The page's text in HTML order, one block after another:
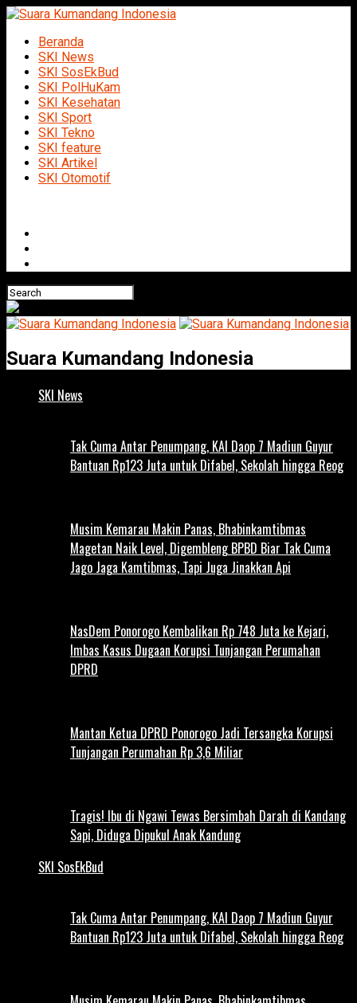
Beranda
SKI News
SKI SosEkBud
SKI PolHuKam
SKI Kesehatan
SKI Sport
SKI Tekno
SKI feature
SKI Artikel
SKI Otomotif
Suara Kumandang Indonesia
SKI News
Tak Cuma Antar Penumpang, KAI Daop 7 Madiun Guyur
Bantuan Rp123 Juta untuk Difabel, Sekolah hingga Reog
Musim Kemarau Makin Panas, Bhabinkamtibmas
Magetan Naik Level, Digembleng BPBD Biar Tak Cuma
Jago Jaga Kamtibmas, Tapi Juga Jinakkan Api
NasDem Ponorogo Kembalikan Rp 748 Juta ke Kejari,
Imbas Kasus Dugaan Korupsi Tunjangan Perumahan
DPRD
Mantan Ketua DPRD Ponorogo Jadi Tersangka Korupsi
Tunjangan Perumahan Rp 3,6 Miliar
Tragis! Ibu di Ngawi Tewas Bersimbah Darah di Kandang
Sapi, Diduga Dipukul Anak Kandung
SKI SosEkBud
Tak Cuma Antar Penumpang, KAI Daop 7 Madiun Guyur
Bantuan Rp123 Juta untuk Difabel, Sekolah hingga Reog